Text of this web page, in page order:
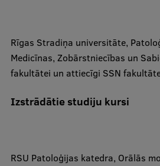
Starptautiskā sadarbība
Starptautiskie sadarbības
Rīgas Stradiņa universitāte,
Medicīnas, Zobārstniecības un
fakultātei un attiecīgi SSN
Izstrādātie studiju kursi
RSU Patoloģijas katedra, Orālās